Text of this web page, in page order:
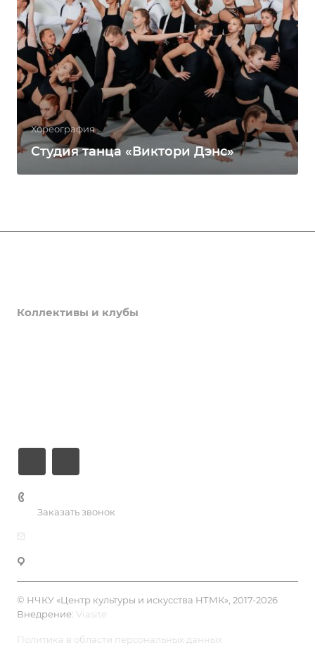
Хореография
Студия танца «Виктори Дэнс»
Коллективы и клубы
Заказать звонок
© НЧКУ «Центр культуры и искусства НТМК», 2017-2026
Внедрение: Viasite
Политика в области персональных данных